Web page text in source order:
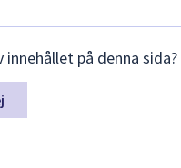
innehållet på denna sida?